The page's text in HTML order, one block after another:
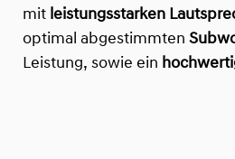
mit leistungsstarken
optimal abgestimmten
Leistung, sowie ein